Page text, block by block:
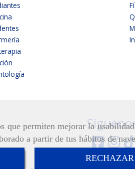
que permiten mejorar la
a partir de tus hábitos de
RECHAZAR